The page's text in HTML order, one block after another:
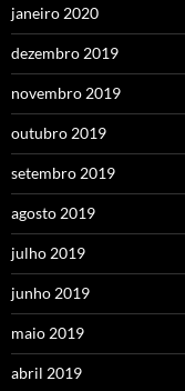
janeiro 2020
dezembro 2019
novembro 2019
outubro 2019
setembro 2019
agosto 2019
julho 2019
junho 2019
maio 2019
abril 2019